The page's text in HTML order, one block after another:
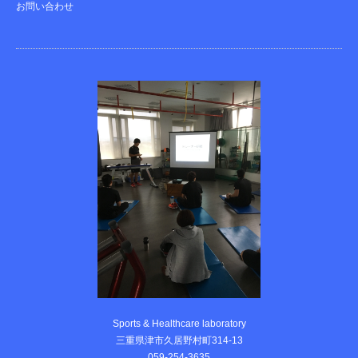
お問い合わせ
Sports & Healthcare laboratory
三重県津市久居野村町314-13